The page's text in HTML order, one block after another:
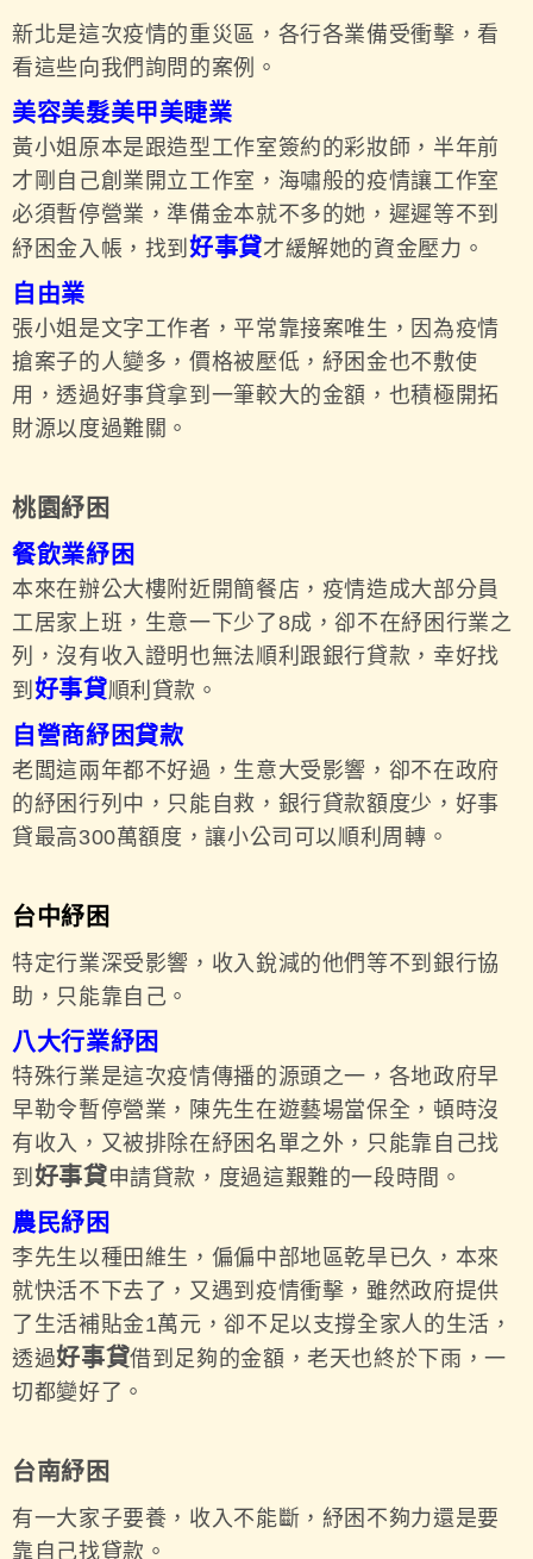
新北是這次疫情的重災區，各行各業備受衝擊，看
看這些向我們詢問的案例。
美容美髮美甲美睫業
黃小姐原本是跟造型工作室簽約的彩妝師，半年前
才剛自己創業開立工作室，海嘯般的疫情讓工作室
必須暫停營業，準備金本就不多的她，遲遲等不到
紓困金入帳，找到好事貸才緩解她的資金壓力。
自由業
張小姐是文字工作者，平常靠接案唯生，因為疫情
搶案子的人變多，價格被壓低，紓困金也不敷使
用，透過好事貸拿到一筆較大的金額，也積極開拓
財源以度過難關。
桃園紓困
餐飲業紓困
本來在辦公大樓附近開簡餐店，疫情造成大部分員
工居家上班，生意一下少了8成，卻不在紓困行業之
列，沒有收入證明也無法順利跟銀行貸款，幸好找
到 好事貸順利貸款。
自營商紓困貸款
老闆這兩年都不好過，生意大受影響，卻不在政府
的紓困行列中，只能自救，銀行貸款額度少，好事
貸最高300萬額度，讓小公司可以順利周轉。
台中紓困
特定行業深受影響，收入銳減的他們等不到銀行協
助，只能靠自己。
八大行業紓困
特殊行業是這次疫情傳播的源頭之一，各地政府早
早勒令暫停營業，陳先生在遊藝場當保全，頓時沒
有收入，又被排除在紓困名單之外，只能靠自己找
到 好事貸申請貸款，度過這艱難的一段時間。
農民紓困
李先生以種田維生，偏偏中部地區乾旱已久，本來
就快活不下去了，又遇到疫情衝擊，雖然政府提供
了生活補貼金1萬元，卻不足以支撐全家人的生活，
透過好事貸借到足夠的金額，老天也終於下雨，一
切都變好了。
台南紓困
有一大家子要養，收入不能斷，紓困不夠力還是要
靠自己找貸款。